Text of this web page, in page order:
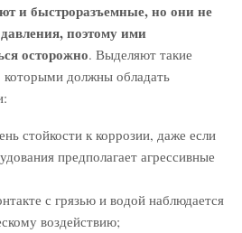
и быстроразъемные, но они не
поэтому ими
осторожно. Выделяют такие
которыми должны обладать
стойкости к коррозии, даже если
предполагает агрессивные
с грязью и водой наблюдается
воздействию;